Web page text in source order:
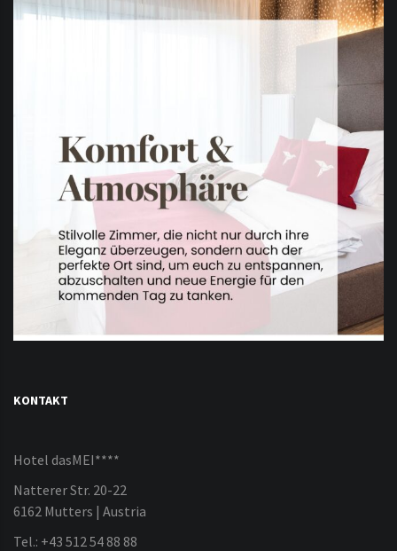
KONTAKT
Hotel dasMEI****
Natterer Str. 20-22
6162 Mutters | Austria
Tel.: +43 512 54 88 88